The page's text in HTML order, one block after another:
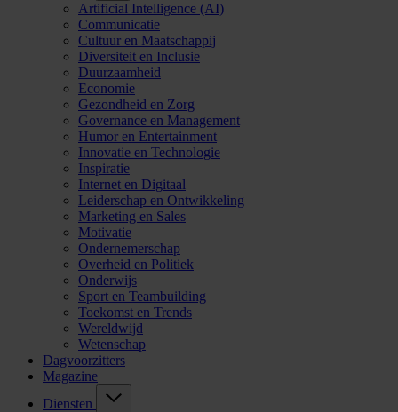
Artificial Intelligence (AI)
Communicatie
Cultuur en Maatschappij
Diversiteit en Inclusie
Duurzaamheid
Economie
Gezondheid en Zorg
Governance en Management
Humor en Entertainment
Innovatie en Technologie
Inspiratie
Internet en Digitaal
Leiderschap en Ontwikkeling
Marketing en Sales
Motivatie
Ondernemerschap
Overheid en Politiek
Onderwijs
Sport en Teambuilding
Toekomst en Trends
Wereldwijd
Wetenschap
Dagvoorzitters
Magazine
Diensten